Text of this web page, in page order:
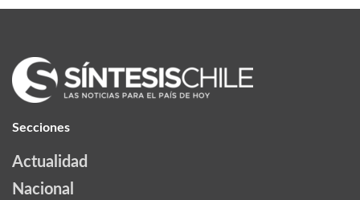
Secciones
Actualidad
Nacional